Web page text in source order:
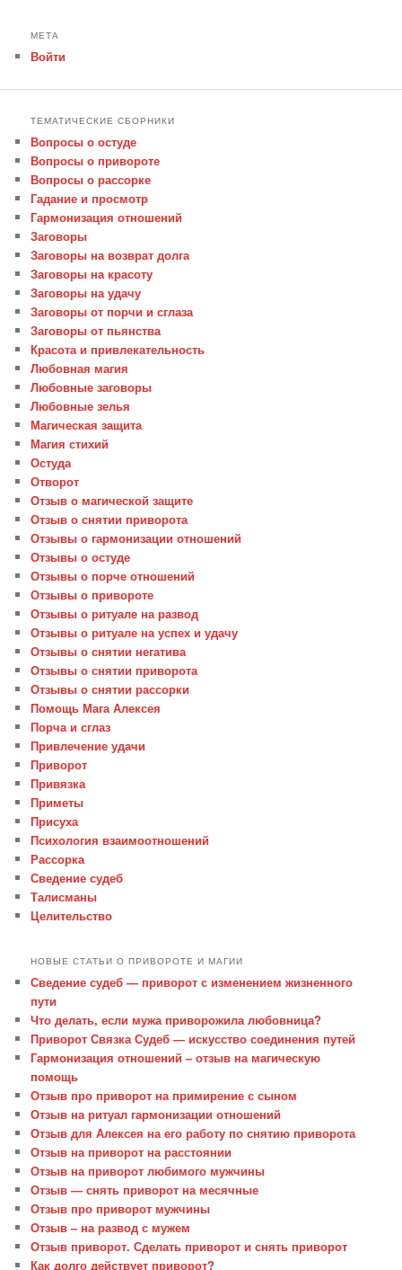
МЕТА
Войти
ТЕМАТИЧЕСКИЕ СБОРНИКИ
Вопросы о остуде
Вопросы о привороте
Вопросы о рассорке
Гадание и просмотр
Гармонизация отношений
Заговоры
Заговоры на возврат долга
Заговоры на красоту
Заговоры на удачу
Заговоры от порчи и сглаза
Заговоры от пьянства
Красота и привлекательность
Любовная магия
Любовные заговоры
Любовные зелья
Магическая защита
Магия стихий
Остуда
Отворот
Отзыв о магической защите
Отзыв о снятии приворота
Отзывы о гармонизации отношений
Отзывы о остуде
Отзывы о порче отношений
Отзывы о привороте
Отзывы о ритуале на развод
Отзывы о ритуале на успех и удачу
Отзывы о снятии негатива
Отзывы о снятии приворота
Отзывы о снятии рассорки
Помощь Мага Алексея
Порча и сглаз
Привлечение удачи
Приворот
Привязка
Приметы
Присуха
Психология взаимоотношений
Рассорка
Сведение судеб
Талисманы
Целительство
НОВЫЕ СТАТЬИ О ПРИВОРОТЕ И МАГИИ
Сведение судеб — приворот с изменением жизненного
пути
Что делать, если мужа приворожила любовница?
Приворот Связка Судеб — искусство соединения путей
Гармонизация отношений – отзыв на магическую
помощь
Отзыв про приворот на примирение с сыном
Отзыв на ритуал гармонизации отношений
Отзыв для Алексея на его работу по снятию приворота
Отзыв на приворот на расстоянии
Отзыв на приворот любимого мужчины
Отзыв — снять приворот на месячные
Отзыв про приворот мужчины
Отзыв – на развод с мужем
Отзыв приворот. Сделать приворот и снять приворот
Как долго действует приворот?